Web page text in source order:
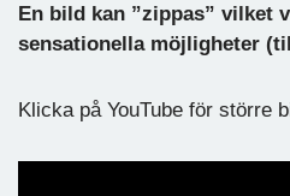
En bild kan ”zippas” vilket
sensationella möjligheter
Klicka på YouTube för större